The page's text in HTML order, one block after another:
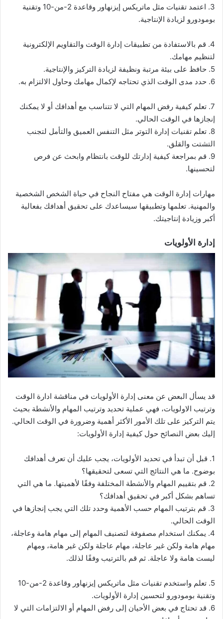
3. اعتمد تقنيات مثل ماتريكس إيزنهاور وقاعدة 2-من-10 وتقنية
بومودورو لزيادة الإنتاجية.
4. قم بالاستفادة من تطبيقات إدارة الوقت والتقاويم الإلكترونية
لتنظيم مهامك.
5. حافظ على بيئة مرتبة ونظيفة لزيادة التركيز والإنتاجية.
6. حدد مدى الوقت الذي تحتاجه لإكمال مهامك وحاول الالتزام به.
7. تعلم كيفية رفض المهام التي لا تتناسب مع أهدافك أو لا يمكنك
إنجازها في الوقت الحالي.
8. تعلم تقنيات إدارة التوتر مثل التنفس العميق والتأمل لتجنب
التشتت والقلق.
9. قم بمراجعة كيفية إدارتك للوقت بانتظام وابحث عن فرص
لتحسينها.
مهارات إدارة الوقت هي مفتاح النجاح في حياة الشخص الشخصية
والمهنية. تعلمها وتطبيقها سيساعدك على تحقيق أهدافك بفعالية
أكبر وزيادة إنتاجيتك.
إدارة الأولويات
قد يسأل البعض عن معنى إدارة الأولويات في مناقشة ادارة الوقت
وترتيب الاولويات، فهي عملية تحديد وترتيب المهام والأنشطة بحيث
يتم التركيز على تلك الأمور الأكثر أهمية وضرورة في الوقت الحالي.
إليك بعض النصائح حول كيفية إدارة الأولويات:
1. قبل أن تبدأ في تحديد الأولويات، يجب عليك أن تعرف أهدافك
بوضوح. ما هي النتائج التي تسعى لتحقيقها؟
2. قم بتقييم المهام والأنشطة المختلفة وفقًا لأهميتها. ما هي التي
تساهم بشكل أكبر في تحقيق أهدافك؟
3. قم بترتيب المهام حسب الأهمية وحدد تلك التي يجب إنجازها في
الوقت الحالي.
4. يمكنك استخدام مصفوفة لتصنيف المهام إلى مهام هامة وعاجلة،
مهام هامة ولكن غير عاجلة، مهام عاجلة ولكن غير هامة، ومهام
ليست هامة ولا عاجلة. ثم قم بالترتيب وفقًا لذلك.
5. تعلم واستخدم تقنيات مثل ماتريكس إيزنهاور وقاعدة 2-من-10
وتقنية بومودورو لتحسين إدارة الأولويات.
6. قد تحتاج في بعض الأحيان إلى رفض المهام أو الالتزامات التي لا